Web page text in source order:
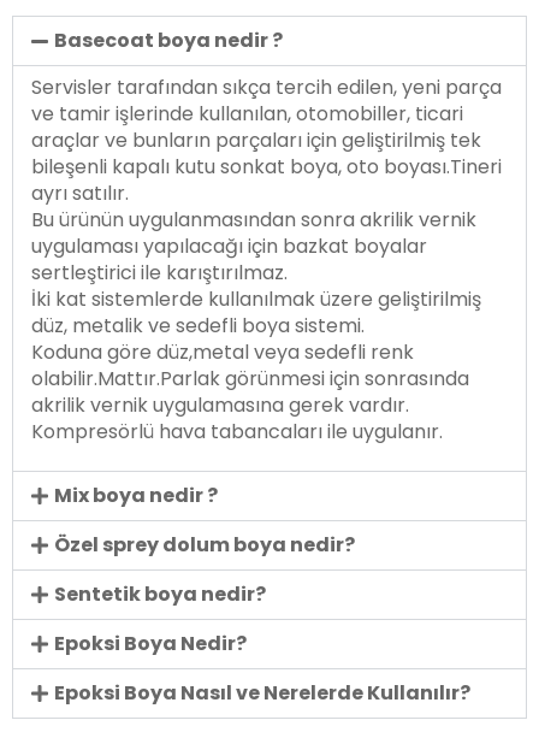
Basecoat boya nedir ?
Servisler tarafından sıkça tercih edilen, yeni parça
ve tamir işlerinde kullanılan, otomobiller, ticari
araçlar ve bunların parçaları için geliştirilmiş tek
bileşenli kapalı kutu sonkat boya, oto boyası.Tineri
ayrı satılır.
Bu ürünün uygulanmasından sonra akrilik vernik
uygulaması yapılacağı için bazkat boyalar
sertleştirici ile karıştırılmaz.
İki kat sistemlerde kullanılmak üzere geliştirilmiş
düz, metalik ve sedefli boya sistemi.
Koduna göre düz,metal veya sedefli renk
olabilir.Mattır.Parlak görünmesi için sonrasında
akrilik vernik uygulamasına gerek vardır.
Kompresörlü hava tabancaları ile uygulanır.
Mix boya nedir ?
Özel sprey dolum boya nedir?
Sentetik boya nedir?
Epoksi Boya Nedir?
Epoksi Boya Nasıl ve Nerelerde Kullanılır?